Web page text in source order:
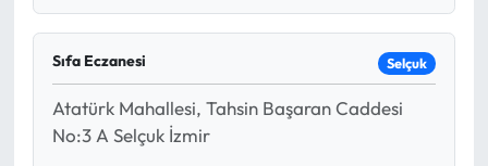
Sıfa Eczanesi Selçuk
Atatürk Mahallesi, Tahsin Başaran Caddesi
No:3 A Selçuk İzmir